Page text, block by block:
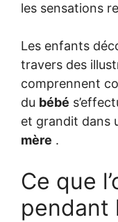
les sensations
Les enfants
travers des
comprennent
du bébé
et grandit dans
mère .
Ce que
pendant